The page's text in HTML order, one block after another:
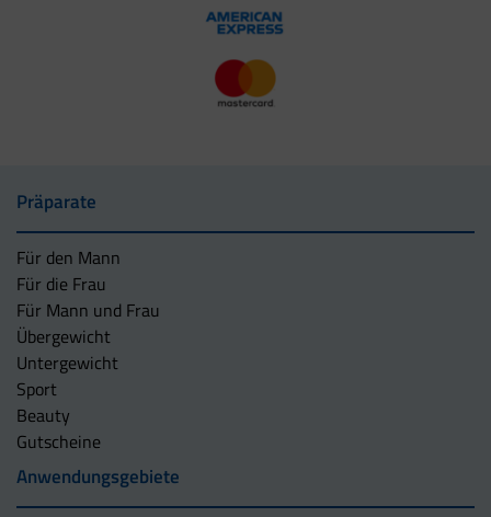
Präparate
Für den Mann
Für die Frau
Für Mann und Frau
Übergewicht
Untergewicht
Sport
Beauty
Gutscheine
Anwendungsgebiete